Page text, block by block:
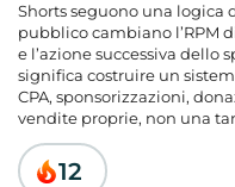
Vendere prodotti
Gli Shorts sono un
monetizzazione
Come collegare
Piano editoriale
Shorts seguono una logica
pubblico cambiano l’RPM
e l’azione successiva dello
significa costruire un
CPA, sponsorizzazioni,
vendite proprie, non una
12